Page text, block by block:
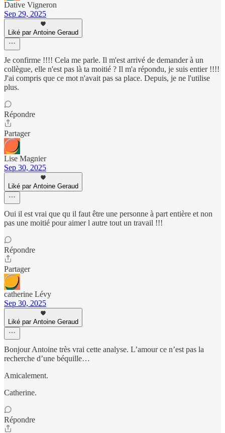
Dative Vigneron
Sep 29, 2025
Liké par Antoine Geraud
Je confirme !!!! Cela me parle. Il m'est arrivé de demander à un
collègue, elle n'est pas là ta moitié ? Il m'a répondu, je suis entier !!!!
J'ai compris que ce mot n'avait pas sa place. Depuis, je ne l'utilise
plus.
Répondre
Partager
Lise Magnier
Sep 30, 2025
Liké par Antoine Geraud
Oui il est vrai que qu il faut être une personne à part entière et non
pas une moitié pour aimer l autre tout un travail !!!
Répondre
Partager
catherine Lévy
Sep 30, 2025
Liké par Antoine Geraud
Bonjour Antoine très vrai cette analyse. L’amour ce n’est pas la
recherche d’une béquille…
Amicalement.
Catherine.
Répondre